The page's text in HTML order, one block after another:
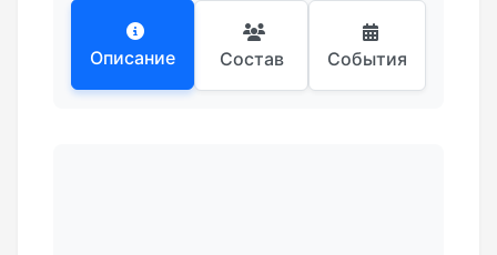
Описание Состав События